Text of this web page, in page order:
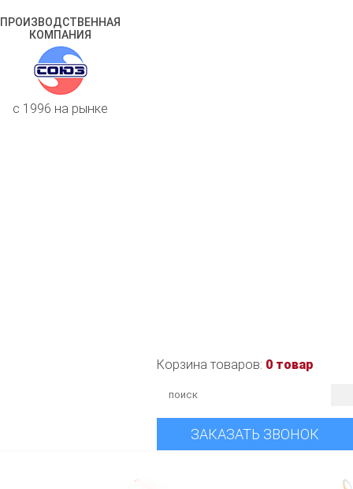
ПРОИЗВОДСТВЕННАЯ
КОМПАНИЯ
c 1996 на рынке
Корзина товаров: 0 товар
ЗАКАЗАТЬ ЗВОНОК